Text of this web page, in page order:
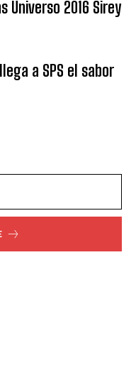
Universo 2016 Sirey
a SPS el sabor